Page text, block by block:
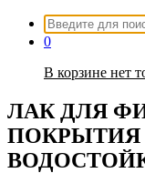
Искать:
0
В корзине нет
ЛАК ДЛЯ
ПОКРЫТИЯ